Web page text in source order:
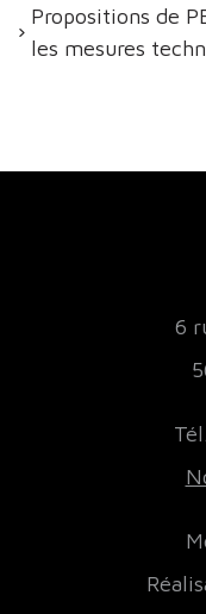
Propositions de
les mesures
6
Tél.